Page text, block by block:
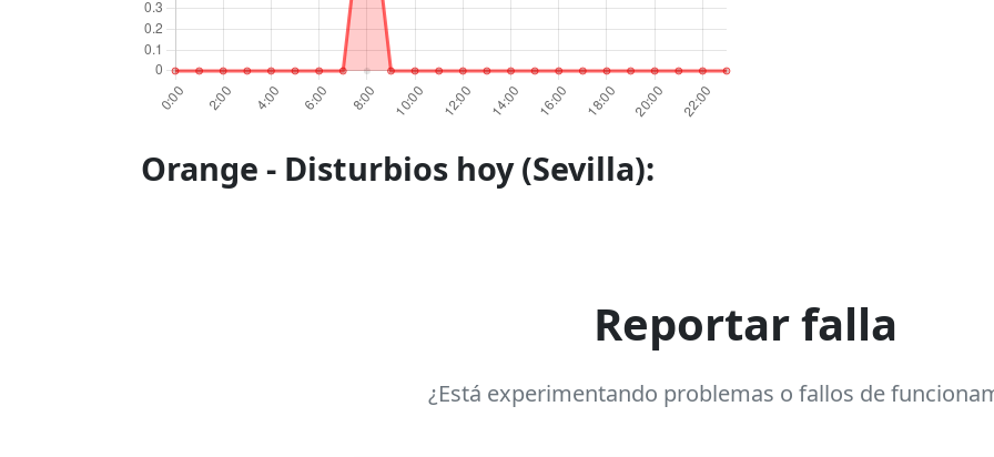
Orange - Disturbios hoy (Sevilla):
Reportar falla
¿Está experimentando problemas o fallos de